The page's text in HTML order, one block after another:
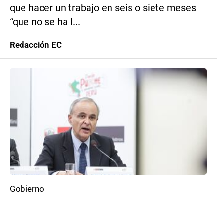
que hacer un trabajo en seis o siete meses
“que no se ha l...
Redacción EC
Gobierno